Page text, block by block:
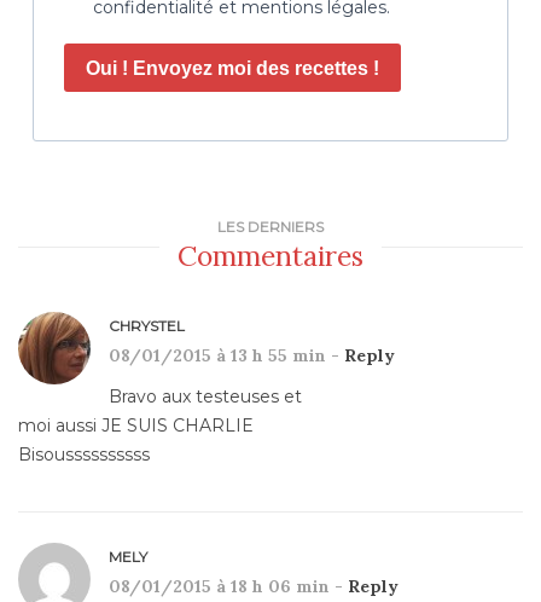
confidentialité et mentions légales.
Oui ! Envoyez moi des recettes !
LES DERNIERS
Commentaires
CHRYSTEL
08/01/2015 à 13 h 55 min - Reply
Bravo aux testeuses et
moi aussi JE SUIS CHARLIE
Bisoussssssssss
MELY
08/01/2015 à 18 h 06 min - Reply